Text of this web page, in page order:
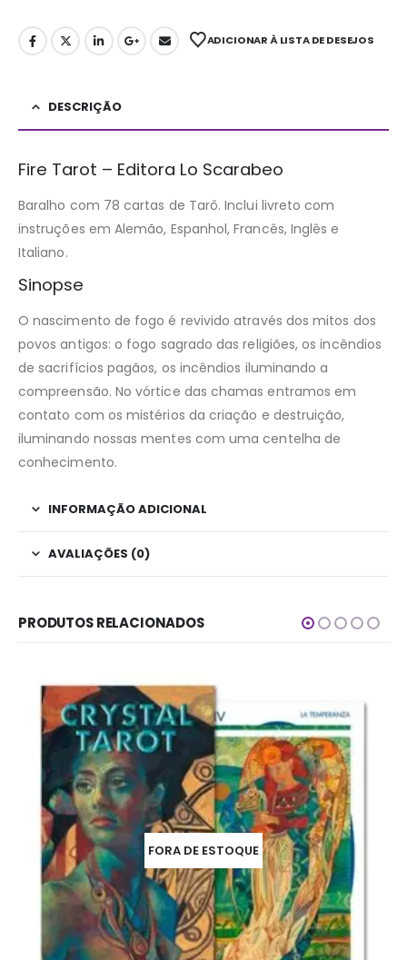
ADICIONAR À LISTA DE DESEJOS
DESCRIÇÃO
Fire Tarot – Editora Lo Scarabeo
Baralho com 78 cartas de Tarô. Inclui livreto com
instruções em Alemão, Espanhol, Francês, Inglês e
Italiano.
Sinopse
O nascimento de fogo é revivido através dos mitos dos
povos antigos: o fogo sagrado das religiões, os incêndios
de sacrifícios pagãos, os incêndios iluminando a
compreensão. No vórtice das chamas entramos em
contato com os mistérios da criação e destruição,
iluminando nossas mentes com uma centelha de
conhecimento.
INFORMAÇÃO ADICIONAL
AVALIAÇÕES (0)
PRODUTOS RELACIONADOS
FORA DE ESTOQUE